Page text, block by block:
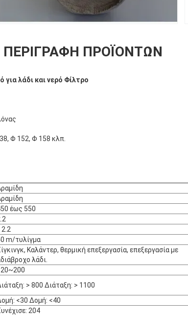
ΠΕΡΙΓΡΑΦΉ ΠΡΟΪΌΝΤΩΝ
λάδι και νερό Φίλτρο
Φ 152, Φ 158 κλπ.
έως 550
2.2
m/τυλίγμα
Καλάντερ, θερμική επεξεργασία, επεξεργασία με
λάδι.
> 800 Διάταξη: > 1100
<30 Δομή: <40
204